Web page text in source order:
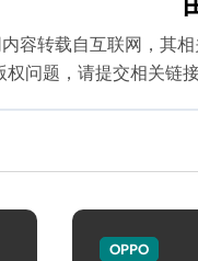
内容转载自互联网，其
问题，请提交相关链
OPPO